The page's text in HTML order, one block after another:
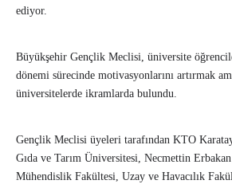
ediyor.
Büyükşehir Gençlik Meclisi, üniversite
dönemi sürecinde motivasyonlarını artırmak
üniversitelerde ikramlarda bulundu.
Gençlik Meclisi üyeleri tarafından KTO
Gıda ve Tarım Üniversitesi, Necmettin
Mühendislik Fakültesi, Uzay ve Havacılık